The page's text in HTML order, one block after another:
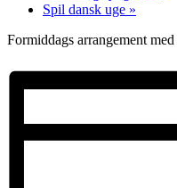
Spil dansk uge »
Formiddags arrangement med